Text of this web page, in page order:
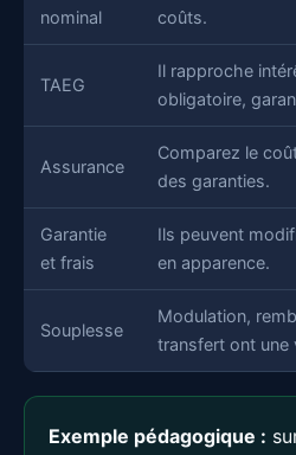
nominal
coûts.
TAEG
Il rapproche
obligatoire,
Assurance
Comparez le
des garanties.
Garantie
et frais
Ils peuvent
en apparence.
Souplesse
Modulation,
transfert ont une
Exemple pédagogique :